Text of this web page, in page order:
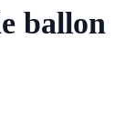
ballon